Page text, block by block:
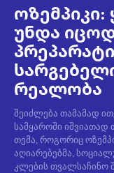
უნდა
რეალობა
შეიძლება თამამად
სამყაროში
თემა, როგორიც
აღიარებებმა,
კლების თვალსაჩინო